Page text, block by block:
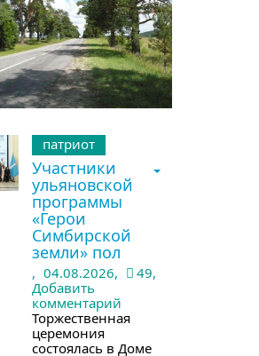
патриот
Участники
ульяновской
программы
«Герои
Симбирской
земли» пол
, 04.08.2026,
49,
Добавить
комментарий
Торжественная
церемония
состоялась в Доме